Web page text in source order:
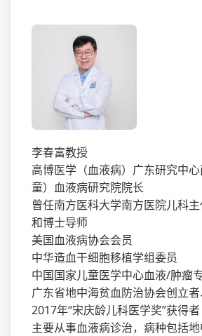
李春富教授
高博医学（血液病）广东研究中
童）血液病研究院院长
曾任南方医科大学南方医院儿科
和博士导师
美国血液病协会会员
中华造血干细胞移植学组委员
中国国家儿童医学中心血液/肿瘤
广东省地中海贫血防治协会创立
2017年“宋庆龄儿科医学奖”获得者
主要从事血液病诊治，病种包括